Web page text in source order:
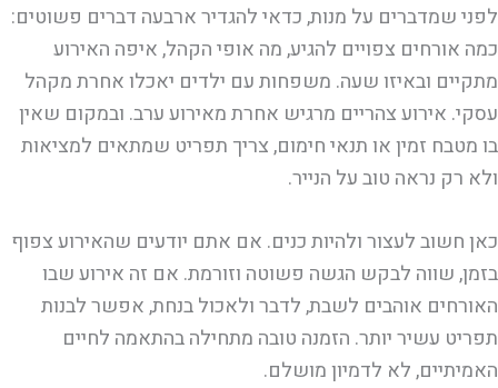
לפני שמדברים על מנות, כדאי להגדיר ארבעה דברים פשוטים:
כמה אורחים צפויים להגיע, מה אופי הקהל, איפה האירוע
מתקיים ובאיזו שעה. משפחות עם ילדים יאכלו אחרת מקהל
עסקי. אירוע צהריים מרגיש אחרת מאירוע ערב. ובמקום שאין
בו מטבח זמין או תנאי חימום, צריך תפריט שמתאים למציאות
ולא רק נראה טוב על הנייר.
כאן חשוב לעצור ולהיות כנים. אם אתם יודעים שהאירוע צפוף
בזמן, שווה לבקש הגשה פשוטה וזורמת. אם זה אירוע שבו
האורחים אוהבים לשבת, לדבר ולאכול בנחת, אפשר לבנות
תפריט עשיר יותר. הזמנה טובה מתחילה בהתאמה לחיים
האמיתיים, לא לדמיון מושלם.